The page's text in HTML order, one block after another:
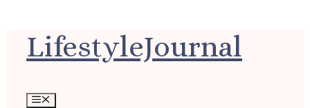
LifestyleJournal
Menu